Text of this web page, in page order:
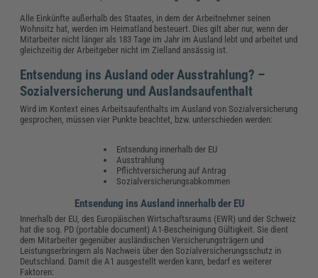
Alle Einkünfte außerhalb des Staates, in dem der Arbeitnehmer seinen
Wohnsitz hat, werden im Heimatland besteuert. Dies gilt aber nur, wenn der
Mitarbeiter nicht länger als 183 Tage im Jahr im Ausland lebt und arbeitet und
gleichzeitig der Arbeitgeber nicht im Zielland ansässig ist.
Entsendung ins Ausland oder Ausstrahlung? –
Sozialversicherung und Auslandsaufenthalt
Wird im Kontext eines Arbeitsaufenthalts im Ausland von Sozialversicherung
gesprochen, müssen vier Punkte beachtet, bzw. unterschieden werden:
Entsendung innerhalb der EU
Ausstrahlung
Pflichtversicherung auf Antrag
Sozialversicherungsabkommen
Entsendung ins Ausland innerhalb der EU
Innerhalb der EU, des Europäischen Wirtschaftsraums (EWR) und der Schweiz
hat die sog. PD (portable document) A1-Bescheinigung Gültigkeit. Sie dient
dem Mitarbeiter gegenüber ausländischen Versicherungsträgern und
Leistungserbringern als Nachweis über den Sozialversicherungsschutz in
Deutschland. Damit die A1 ausgestellt werden kann, bedarf es weiterer
Faktoren: